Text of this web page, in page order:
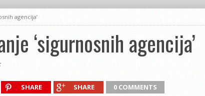
agencija’
‘sigurnosnih agencija’
SHARE SHARE 0 COMMENTS